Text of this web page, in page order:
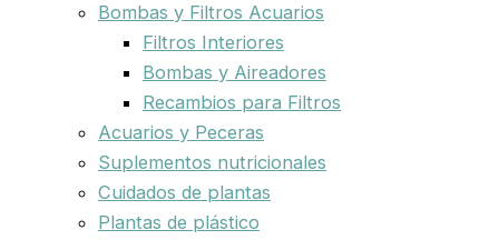
Bombas y Filtros Acuarios
Filtros Interiores
Bombas y Aireadores
Recambios para Filtros
Acuarios y Peceras
Suplementos nutricionales
Cuidados de plantas
Plantas de plástico